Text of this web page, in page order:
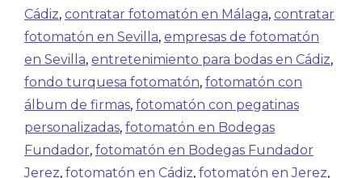
Cádiz, contratar fotomatón en Málaga, contratar
fotomatón en Sevilla, empresas de fotomatón
en Sevilla, entretenimiento para bodas en Cádiz,
fondo turquesa fotomatón, fotomatón con
álbum de firmas, fotomatón con pegatinas
personalizadas, fotomatón en Bodegas
Fundador, fotomatón en Bodegas Fundador
Jerez, fotomatón en Cádiz, fotomatón en Jerez,